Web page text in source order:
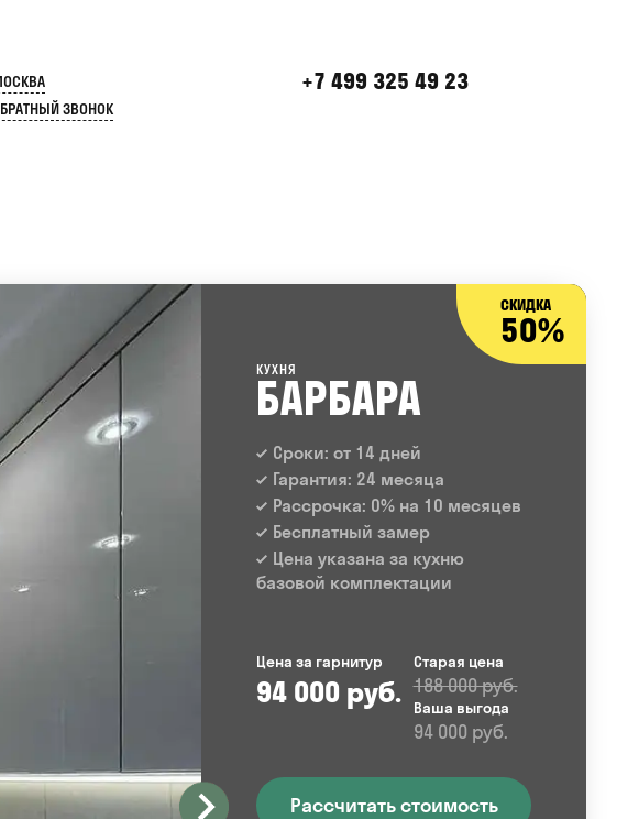
+7 499 325 49 23
ЗВОНОК
СКИДКА
50%
КУХНЯ
БАРБАРА
Сроки: от 14 дней
Гарантия: 24 месяца
Рассрочка: 0% на 10 месяцев
Бесплатный замер
Цена указана за кухню
базовой комплектации
Цена за гарнитур
94 000 руб.
Старая цена
188 000 руб.
Ваша выгода
94 000 руб.
Рассчитать стоимость